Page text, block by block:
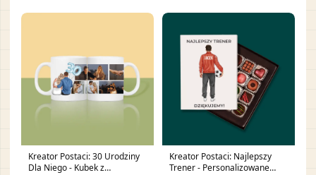
Kreator Postaci: 30 Urodziny
Dla Niego - Kubek z
Kreator Postaci: Najlepszy
Trener - Personalizowane